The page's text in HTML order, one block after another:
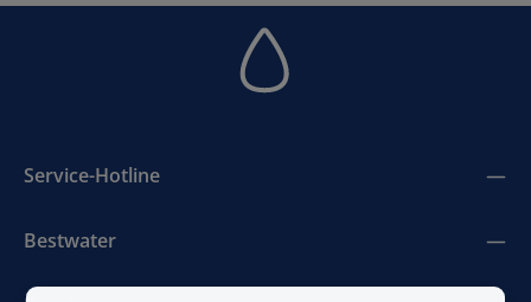
Service-Hotline
Bestwater